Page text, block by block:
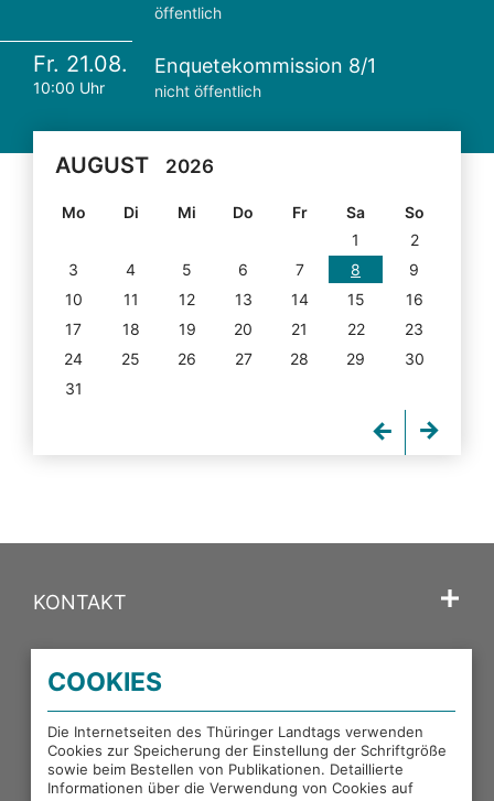
öffentlich
Fr. 21.08.
10:00 Uhr
Enquetekommission 8/1
nicht öffentlich
AUGUST 2026
Mo Di Mi Do Fr Sa
So
1
2
3
4 5 6 7 8
9
10
11 12 13 14 15
16
17
18 19 20 21 22
23
24
25 26 27 28 29
30
31
KONTAKT
PORTALE DES THÜRINGER LANDTAGS
EXTERNE LINKS
COOKIES
Die Internetseiten des Thüringer Landtags verwenden
Cookies zur Speicherung der Einstellung der Schriftgröße
sowie beim Bestellen von Publikationen. Detaillierte
Informationen über die Verwendung von Cookies auf